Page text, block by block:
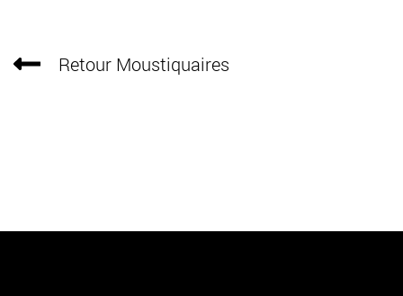
Retour Moustiquaires